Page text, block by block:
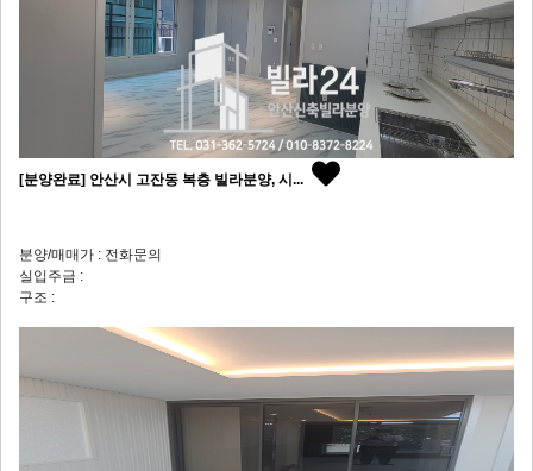
[분양완료] 안산시 고잔동 복층 빌라분양, 시...
분양/매매가 : 전화문의
실입주금 :
구조 :